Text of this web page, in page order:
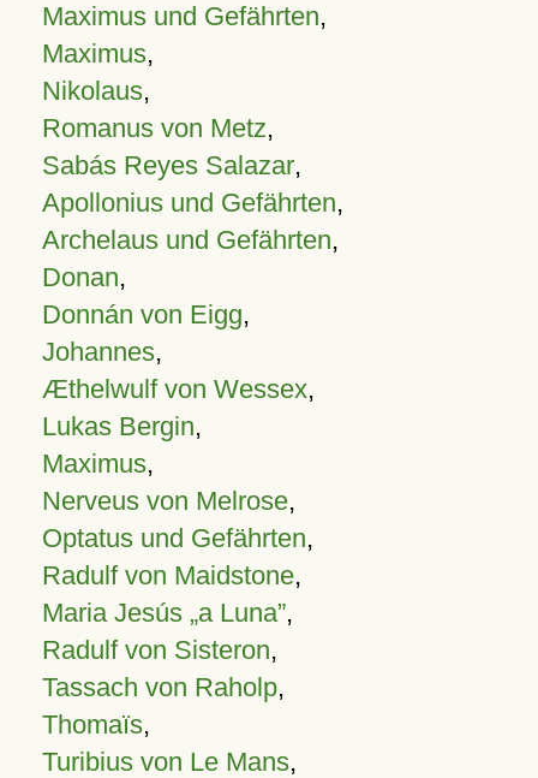
Maximus und Gefährten,
Maximus,
Nikolaus,
Romanus von Metz,
Sabás Reyes Salazar,
Apollonius und Gefährten,
Archelaus und Gefährten,
Donan,
Donnán von Eigg,
Johannes,
Æthelwulf von Wessex,
Lukas Bergin,
Maximus,
Nerveus von Melrose,
Optatus und Gefährten,
Radulf von Maidstone,
Maria Jesús „a Luna”,
Radulf von Sisteron,
Tassach von Raholp,
Thomaïs,
Turibius von Le Mans,